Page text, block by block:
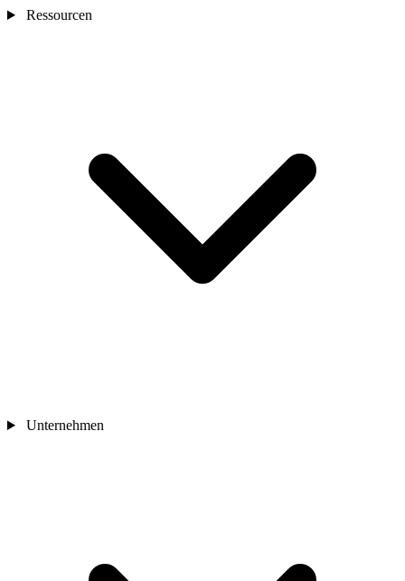
Ressourcen
Unternehmen